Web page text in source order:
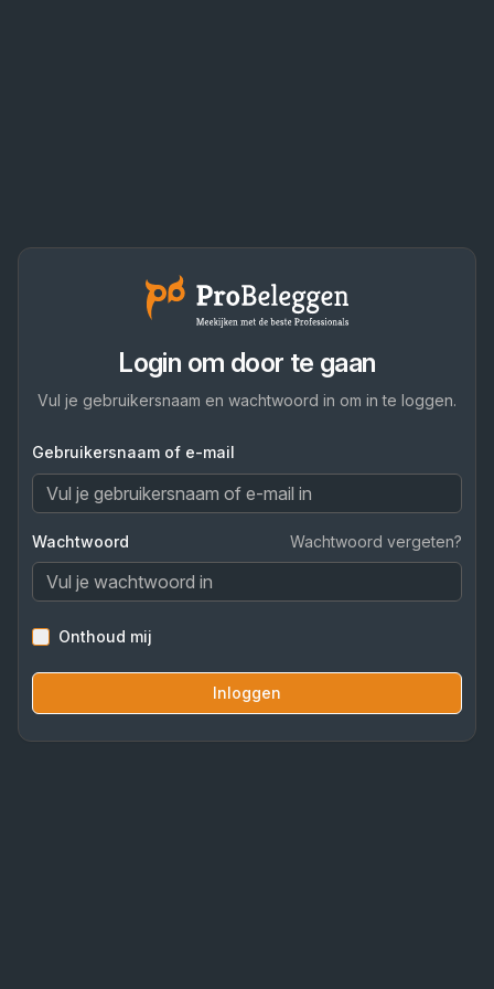
Login om door te gaan
Vul je gebruikersnaam en wachtwoord in om in te loggen.
Gebruikersnaam of e-mail
Wachtwoord Wachtwoord vergeten?
Onthoud mij
Inloggen